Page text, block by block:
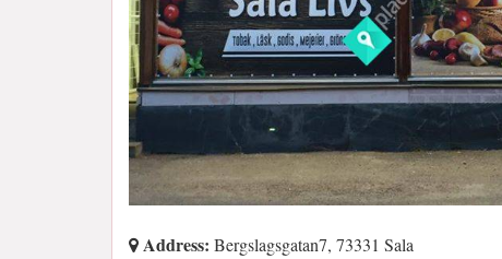
Address: Bergslagsgatan7, 73331 Sala